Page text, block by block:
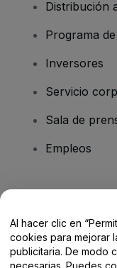
Distribución
Programa
Inversores
Servicio
Sala de
Empleos
Centro de
Al hacer clic en
cookies para mejorar
publicitaria. De modo
necesarias. Puedes